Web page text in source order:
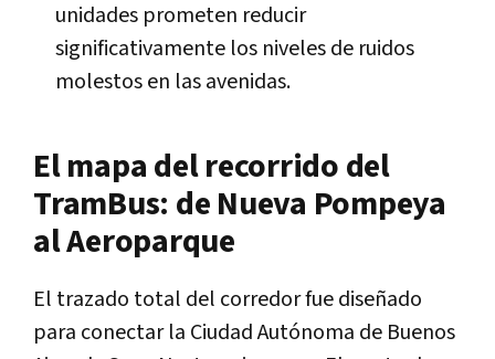
unidades prometen reducir
significativamente los niveles de ruidos
molestos en las avenidas.
El mapa del recorrido del
TramBus: de Nueva Pompeya
al Aeroparque
El trazado total del corredor fue diseñado
para conectar la Ciudad Autónoma de Buenos